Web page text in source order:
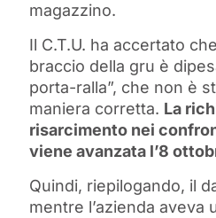
magazzino.
Il C.T.U. ha accertato
braccio della gru è
porta-ralla”, che non è
maniera corretta. La
risarcimento nei
viene avanzata l’8
Quindi, riepilogando, il
mentre l’azienda aveva